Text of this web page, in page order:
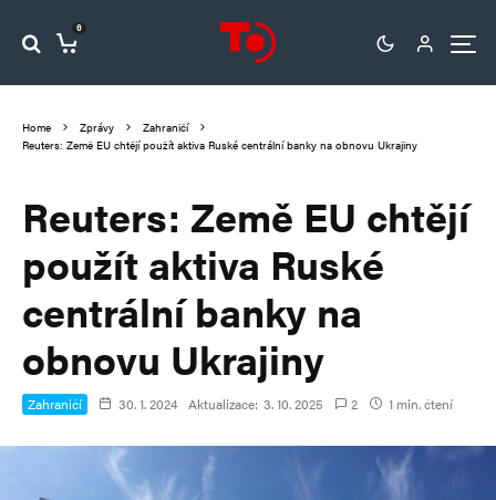
0
Home Zprávy
Zahraničí
Reuters: Země EU chtějí použít aktiva Ruské centrální banky na obnovu Ukrajiny
Reuters: Země EU chtějí
použít aktiva Ruské
centrální banky na
obnovu Ukrajiny
Zahraničí 30. 1. 2024 Aktualizace: 3. 10. 2025 2 1 min. čtení